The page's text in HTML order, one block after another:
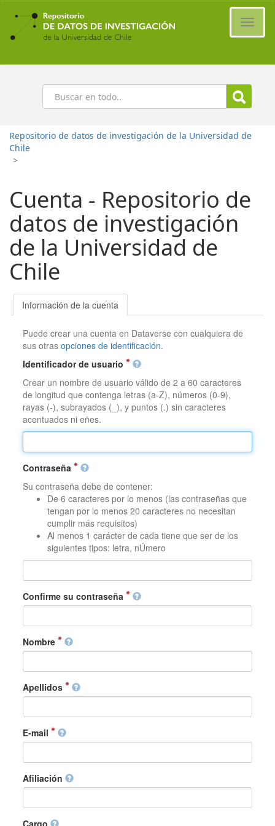
Ir
contenido
principal
Buscar
Repositorio de datos de investigación de la Universidad de
Chile
>
Cuenta - Repositorio de
datos de investigación
de la Universidad de
Chile
Información de la cuenta
Puede crear una cuenta en Dataverse con cualquiera de
sus otrasopciones de identificación.
Identificador de usuario
Crear un nombre de usuario válido de 2 a 60 caracteres
de longitud que contenga letras (a-Z), números (0-9),
rayas (-), subrayados (_), y puntos (.) sin caracteres
acentuados ni eñes.
Contraseña
Su contraseña debe de contener:
De 6 caracteres por lo menos (las contraseñas que
tengan por lo menos 20 caracteres no necesitan
cumplir más requisitos)
Al menos 1 carácter de cada tiene que ser de los
siguientes tipos: letra, nÚmero
Confirme su contraseña
Nombre
Apellidos
E-mail
Afiliación
Cargo